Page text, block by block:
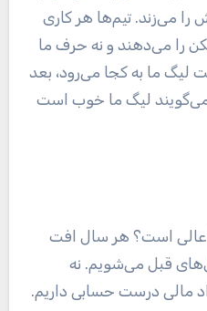
را می‌زند. تیم‌ها هر کاری
را می‌دهند و نه حرف ما
لیگ ما به کجا می‌رود، بعد
لیگ ما خوب است
عالی است؟ هر سال افت
قبل می‌شویم. نه
مالی درست حسابی داریم.